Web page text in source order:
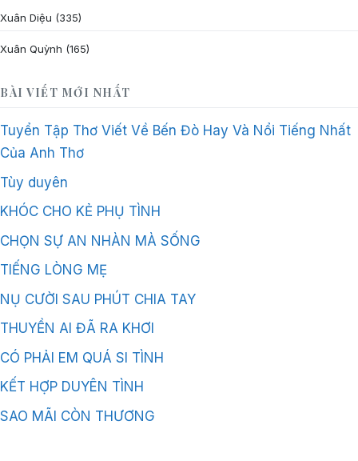
Xuân Diệu (335)
Xuân Quỳnh (165)
BÀI VIẾT MỚI NHẤT
Tuyển Tập Thơ Viết Về Bến Đò Hay Và Nổi Tiếng Nhất
Của Anh Thơ
Tùy duyên
KHÓC CHO KẺ PHỤ TÌNH
CHỌN SỰ AN NHÀN MÀ SỐNG
TIẾNG LÒNG MẸ
NỤ CƯỜI SAU PHÚT CHIA TAY
THUYỀN AI ĐÃ RA KHƠI
CÓ PHẢI EM QUÁ SI TÌNH
KẾT HỢP DUYÊN TÌNH
SAO MÃI CÒN THƯƠNG